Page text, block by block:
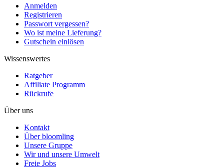
Anmelden
Registrieren
Passwort vergessen?
Wo ist meine Lieferung?
Gutschein einlösen
Wissenswertes
Ratgeber
Affiliate Programm
Rückrufe
Über uns
Kontakt
Über bloomling
Unsere Gruppe
Wir und unsere Umwelt
Freie Jobs